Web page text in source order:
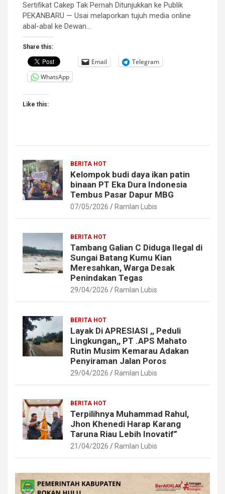
Sertifikat Cakep Tak Pernah Ditunjukkan ke Publik
PEKANBARU — Usai melaporkan tujuh media online
abal-abal ke Dewan…
Share this:
Email
Telegram
WhatsApp
Like this:
BERITA HOT
Kelompok budi daya ikan patin
binaan PT Eka Dura Indonesia
Tembus Pasar Dapur MBG
07/05/2026 Ramlan Lubis
BERITA HOT
Tambang Galian C Diduga Ilegal di
Sungai Batang Kumu Kian
Meresahkan, Warga Desak
Penindakan Tegas
29/04/2026 Ramlan Lubis
BERITA HOT
Layak Di APRESIASI ,, Peduli
Lingkungan,, PT .APS Mahato
Rutin Musim Kemarau Adakan
Penyiraman Jalan Poros
29/04/2026 Ramlan Lubis
BERITA HOT
Terpilihnya Muhammad Rahul,
Jhon Khenedi Harap Karang
Taruna Riau Lebih Inovatif”
21/04/2026 Ramlan Lubis